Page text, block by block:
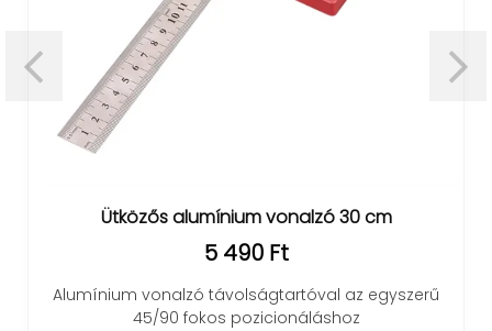
Ütközős alumínium vonalzó 30 cm
5 490 Ft
Alumínium vonalzó távolságtartóval az egyszerű
45/90 fokos pozicionáláshoz